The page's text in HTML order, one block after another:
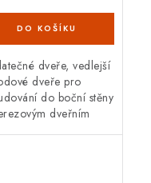
dveře, vedlejší
dveře pro
do boční stěny
dveřním